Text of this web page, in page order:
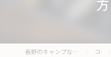
長野のキャンプなら森の灯キャンプ場・茶亭 森の灯 コラム